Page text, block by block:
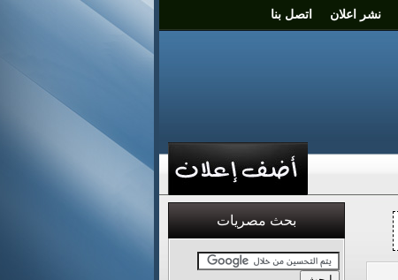
نشر اعلان اتصل بنا
بحث مصريات